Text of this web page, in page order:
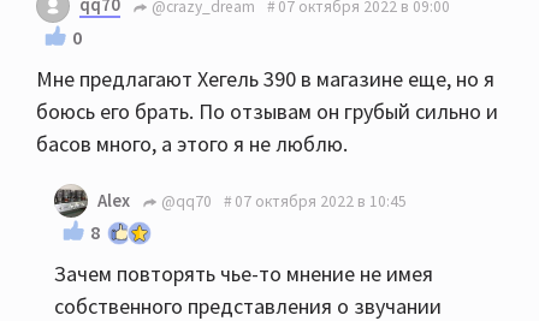
@crazy_dream 07 октября 2022 в 09:00
0
Мне предлагают Хегель 390 в магазине еще, но я
боюсь его брать. По отзывам он грубый сильно и
басов много, а этого я не люблю.
Alex @qq70 07 октября 2022 в 10:45
8
Зачем повторять чье-то мнение не имея
собственного представления о звучании